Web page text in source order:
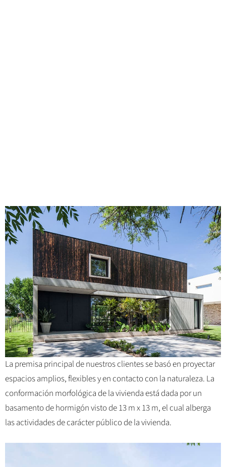
La premisa principal de nuestros clientes se basó en proyectar
espacios amplios, flexibles y en contacto con la naturaleza. La
conformación morfológica de la vivienda está dada por un
basamento de hormigón visto de 13 m x 13 m, el cual alberga
las actividades de carácter público de la vivienda.